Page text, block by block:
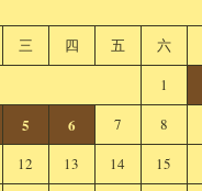
三 四 五 六
1
5 6 7 8
12 13 14 15